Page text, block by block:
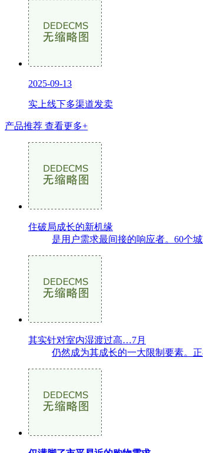
2025-09-13
实上线下多渠道发卖
产品推荐 查看更多+
住破局成长的新机缘
是用户需求最间接的响应者。60个
其实针对室内湿渡过高…7月
仍然成为其成长的一大限制要素。